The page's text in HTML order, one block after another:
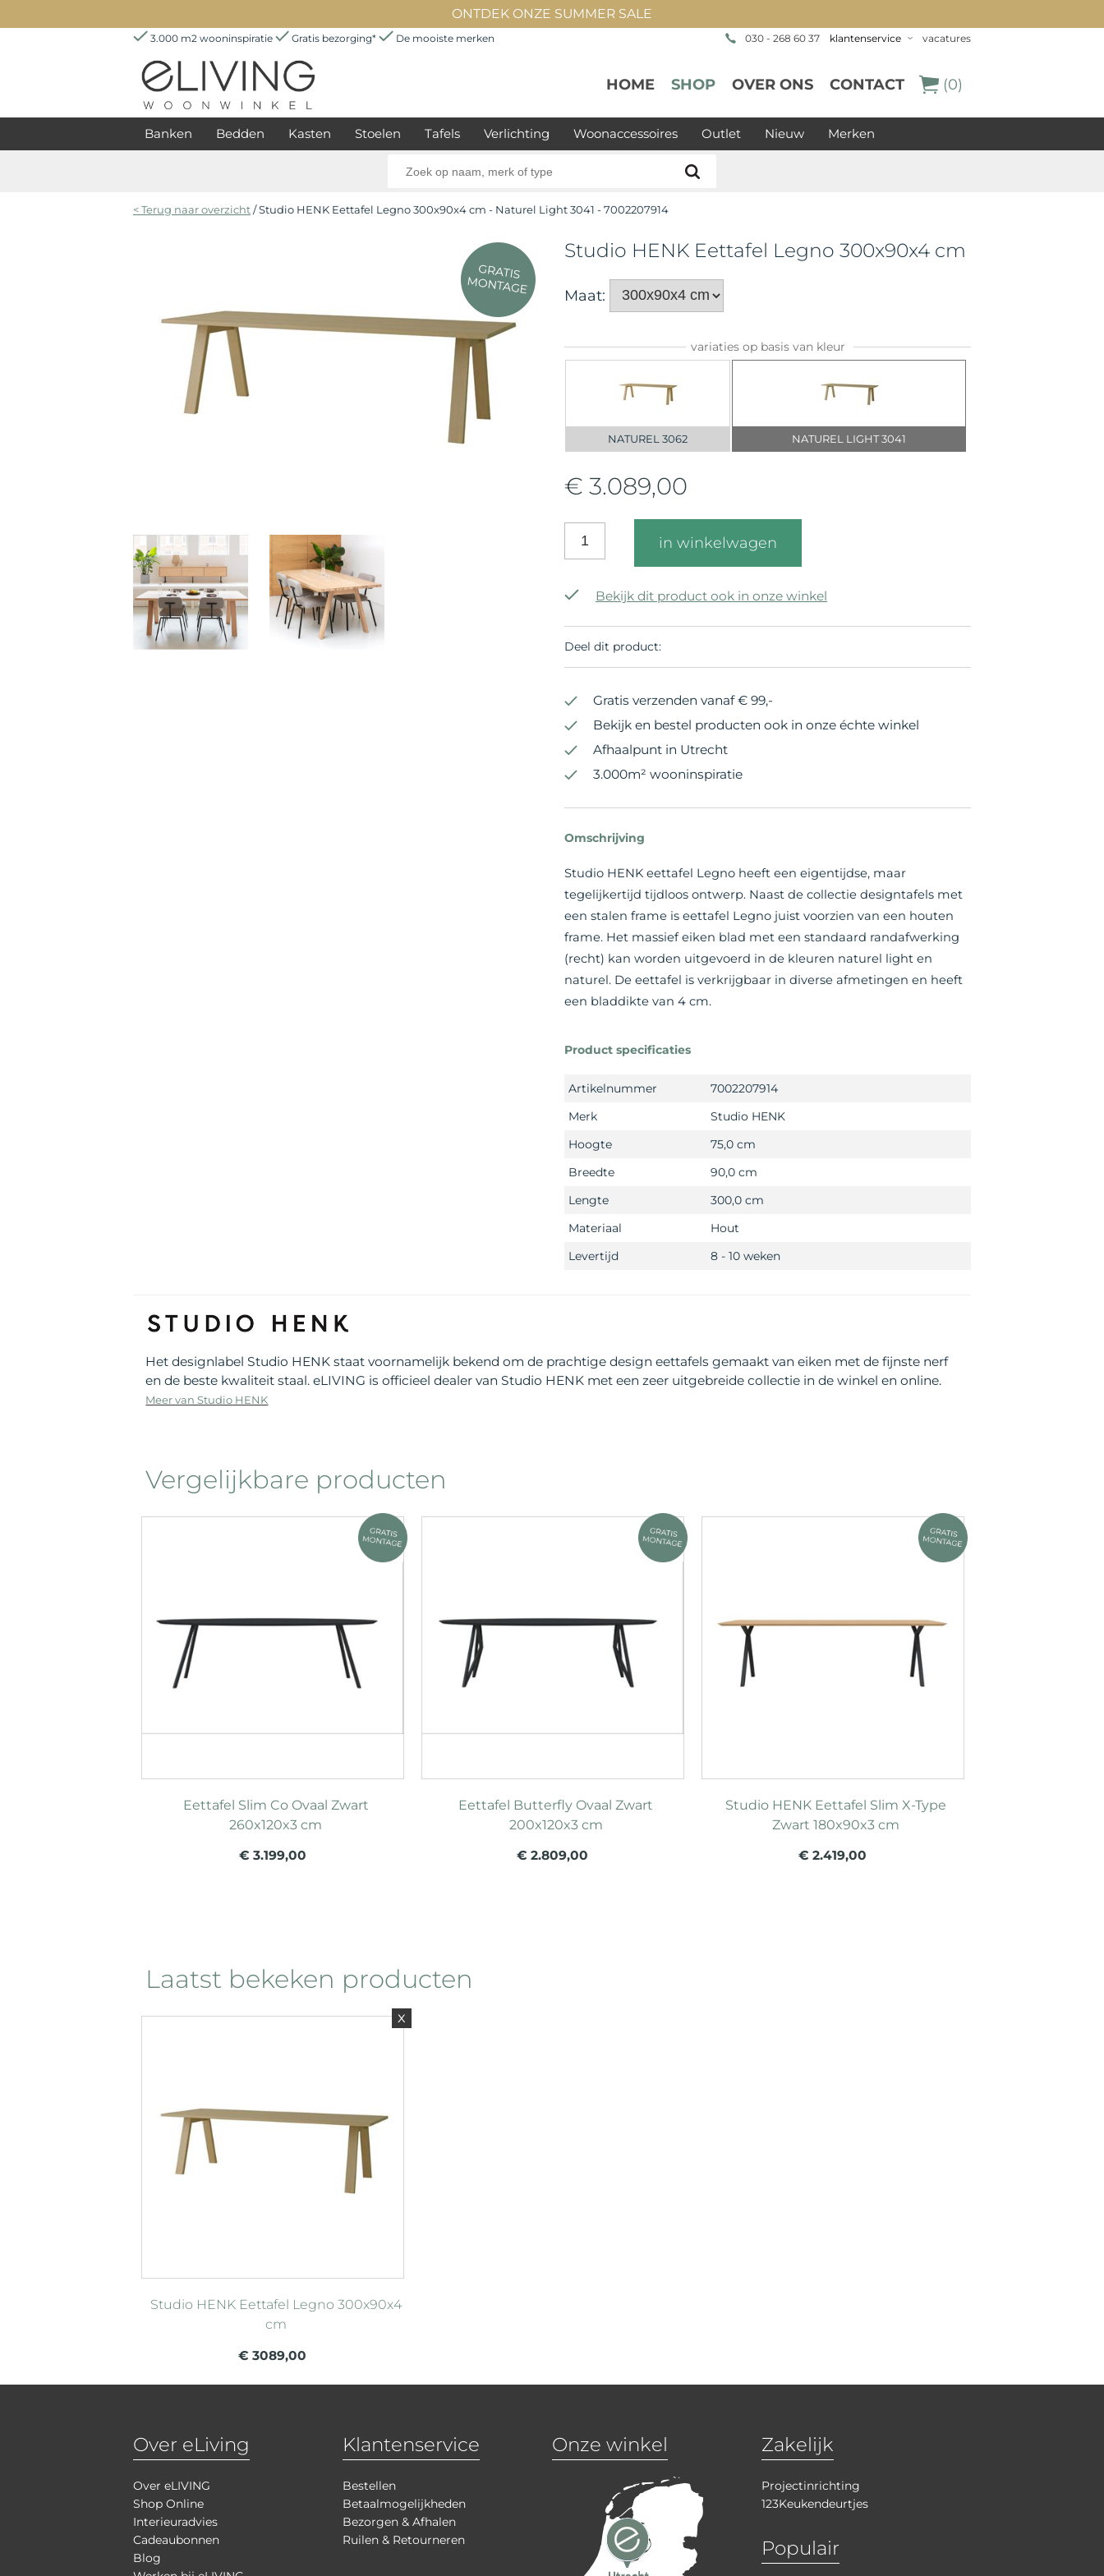
ONTDEK ONZE SUMMER SALE
3.000 m2 wooninspiratie Gratis bezorging* De mooiste merken 030 - 268 60 37 klantenservice vacatures
HOME SHOP OVER ONS CONTACT (0)
Banken Bedden Kasten Stoelen Tafels Verlichting Woonaccessoires Outlet Nieuw Merken
< Terug naar overzicht/ Studio HENK Eettafel Legno 300x90x4 cm - Naturel Light 3041 - 7002207914
Studio HENK Eettafel Legno 300x90x4 cm
Maat:
variaties op basis van kleur
NATUREL 3062 NATUREL LIGHT 3041
€ 3.089,00
in winkelwagen
Bekijk dit product ook in onze winkel
Deel dit product:
Gratis verzenden vanaf € 99,-
Bekijk en bestel producten ook in onze échte winkel
Afhaalpunt in Utrecht
3.000m² wooninspiratie
Omschrijving
Studio HENK eettafel Legno heeft een eigentijdse, maar
tegelijkertijd tijdloos ontwerp. Naast de collectie designtafels met
een stalen frame is eettafel Legno juist voorzien van een houten
frame. Het massief eiken blad met een standaard randafwerking
(recht) kan worden uitgevoerd in de kleuren naturel light en
naturel. De eettafel is verkrijgbaar in diverse afmetingen en heeft
een bladdikte van 4 cm.
Product specificaties
Artikelnummer
7002207914
Merk
Studio HENK
Hoogte
75,0 cm
Breedte
90,0 cm
Lengte
300,0 cm
Materiaal
Hout
Levertijd
8 - 10 weken
Het designlabel Studio HENK staat voornamelijk bekend om de prachtige design eettafels gemaakt van eiken met de fijnste nerf
en de beste kwaliteit staal. eLIVING is officieel dealer van Studio HENK met een zeer uitgebreide collectie in de winkel en online.
Meer van Studio HENK
Vergelijkbare producten
Eettafel Slim Co Ovaal Zwart
260x120x3 cm
€ 3.199,00
Eettafel Butterfly Ovaal Zwart
200x120x3 cm
€ 2.809,00
Studio HENK Eettafel Slim X-Type
Zwart 180x90x3 cm
€ 2.419,00
Laatst bekeken producten
Studio HENK Eettafel Legno 300x90x4
cm
€ 3089,00
x
Over eLiving
Over eLIVING
Shop Online
Interieuradvies
Cadeaubonnen
Blog
Klantenservice
Bestellen
Betaalmogelijkheden
Bezorgen & Afhalen
Ruilen & Retourneren
Onze winkel Zakelijk
Projectinrichting
123Keukendeurtjes
Populair